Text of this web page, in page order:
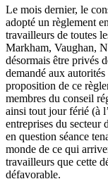
Le mois dernier, le
adopté un règlement
travailleurs de toutes
Markham, Vaughan,
désormais être privés
demandé aux
proposition de ce
membres du conseil
ainsi tout jour férié (à
entreprises du secteur
en question séance
monde de ce qui
travailleurs que cette
défavorable.